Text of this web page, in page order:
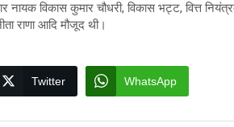
नायक विकास कुमार चौधरी, विकास भट्ट, वित्त
राणा आदि मौजूद थी।
Twitter WhatsApp